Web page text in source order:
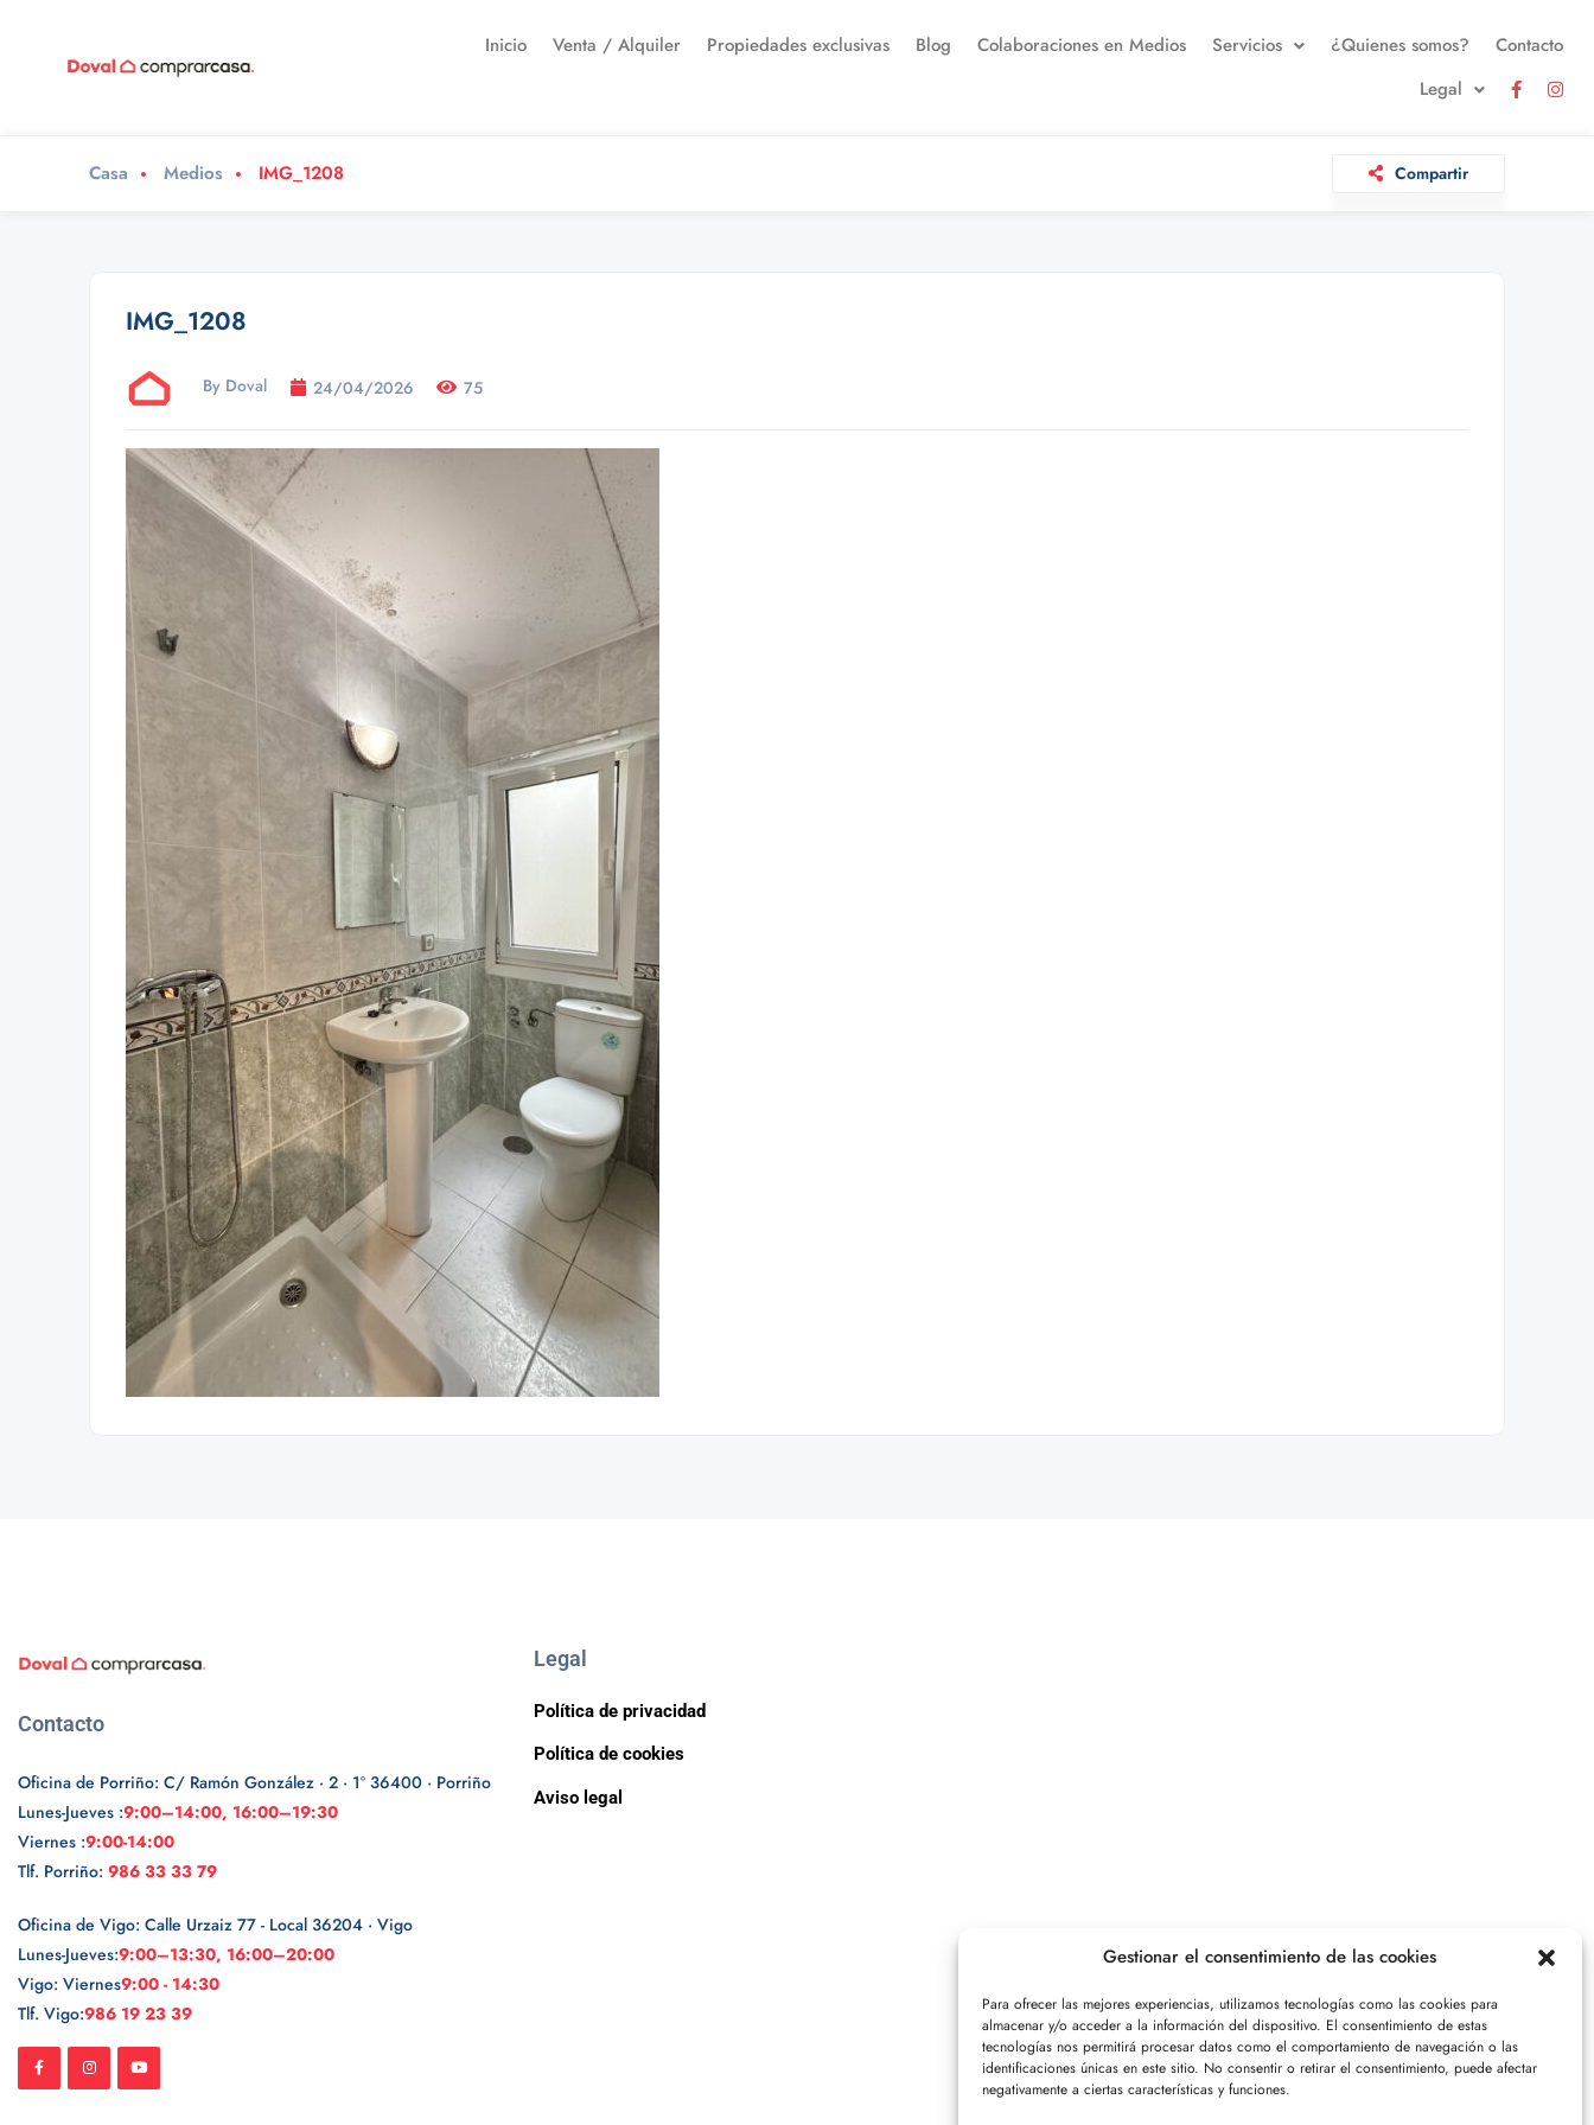
Gestionar el consentimiento de las cookies
Para ofrecer las mejores experiencias, utilizamos tecnologías como las cookies para
almacenar y/o acceder a la información del dispositivo. El consentimiento de estas
tecnologías nos permitirá procesar datos como el comportamiento de navegación o las
identificaciones únicas en este sitio. No consentir o retirar el consentimiento, puede afectar
negativamente a ciertas características y funciones.
Inicio Venta / Alquiler Propiedades exclusivas Blog Colaboraciones en Medios Servicios ¿Quienes somos?
Contacto
Legal
Casa Medios IMG_1208 Compartir
IMG_1208
By Doval 24/04/2026 75
Contacto
Oficina de Porriño: C/ Ramón González · 2 · 1º 36400 · Porriño
Lunes-Jueves :9:00–14:00, 16:00–19:30
Viernes :9:00-14:00
Tlf. Porriño: 986 33 33 79
Oficina de Vigo: Calle Urzaiz 77 - Local 36204 · Vigo
Lunes-Jueves:9:00–13:30, 16:00–20:00
Vigo: Viernes9:00 - 14:30
Tlf. Vigo:986 19 23 39
Legal
Política de privacidad
Política de cookies
Aviso legal